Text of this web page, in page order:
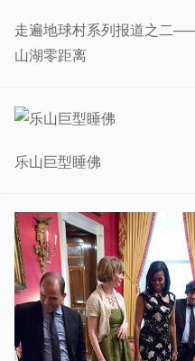
走遍地球村系列报道之二
山湖零距离
乐山巨型睡佛